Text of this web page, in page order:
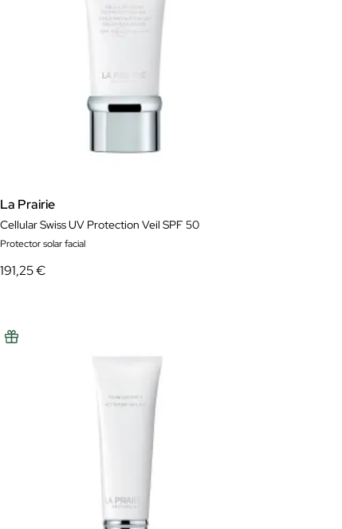
La Prairie
Cellular Swiss UV Protection Veil SPF 50
Protector solar facial
191,25 €